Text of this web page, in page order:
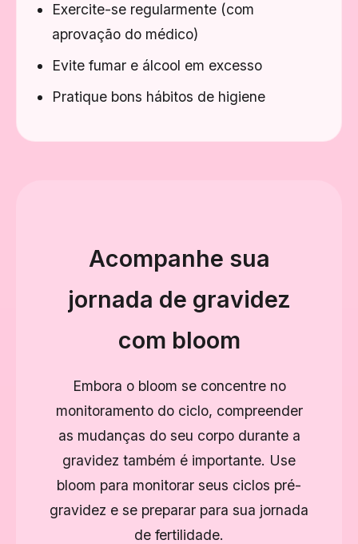
Exercite-se regularmente (com
aprovação do médico)
Evite fumar e álcool em excesso
Pratique bons hábitos de higiene
Acompanhe sua
jornada de gravidez
com bloom
Embora o bloom se concentre no
monitoramento do ciclo, compreender
as mudanças do seu corpo durante a
gravidez também é importante. Use
bloom para monitorar seus ciclos pré-
gravidez e se preparar para sua jornada
de fertilidade.